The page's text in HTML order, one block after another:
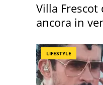
Villa Frescot
ancora in
LIFESTYLE